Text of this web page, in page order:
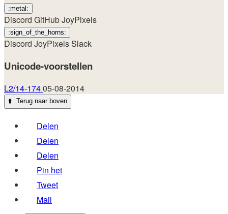
:metal:
Discord GitHubJoyPixels
:sign_of_the_horns:
Discord JoyPixelsSlack
Unicode-voorstellen
L2/14-17405-08-2014
⬆️ Terug naar boven
Delen
Delen
Delen
Pin het
Tweet
Mail